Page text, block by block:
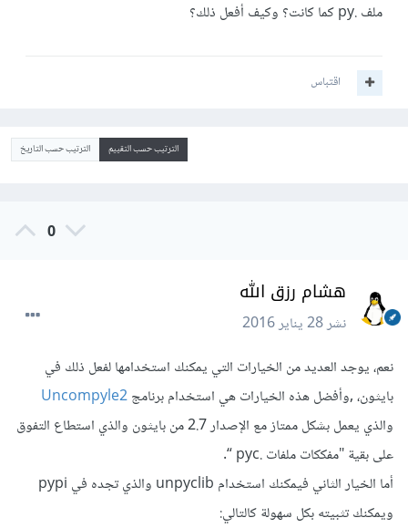
ملف .py كما كانت؟ وكيف أفعل ذلك؟
اقتباس
الترتيب حسب التقييم الترتيب حسب التاريخ
0
هشام رزق الله
نشر28 يناير 2016
نعم، يوجد العديد من الخيارات التي يمكنك استخدامها لفعل ذلك في
بايثون، ,وأفضل هذه الخيارات هي استخدام برنامجUncompyle2
والذي يعمل بشكل ممتاز مع الإصدار 2.7 من بايثون والذي استطاع التفوق
على بقية "مفككات ملفات .pyc “.
أما الخيار الثاني فيمكنك استخدام unpyclib والذي تجده في pypi
ويمكنك تثبيته بكل سهولة كالتالي: